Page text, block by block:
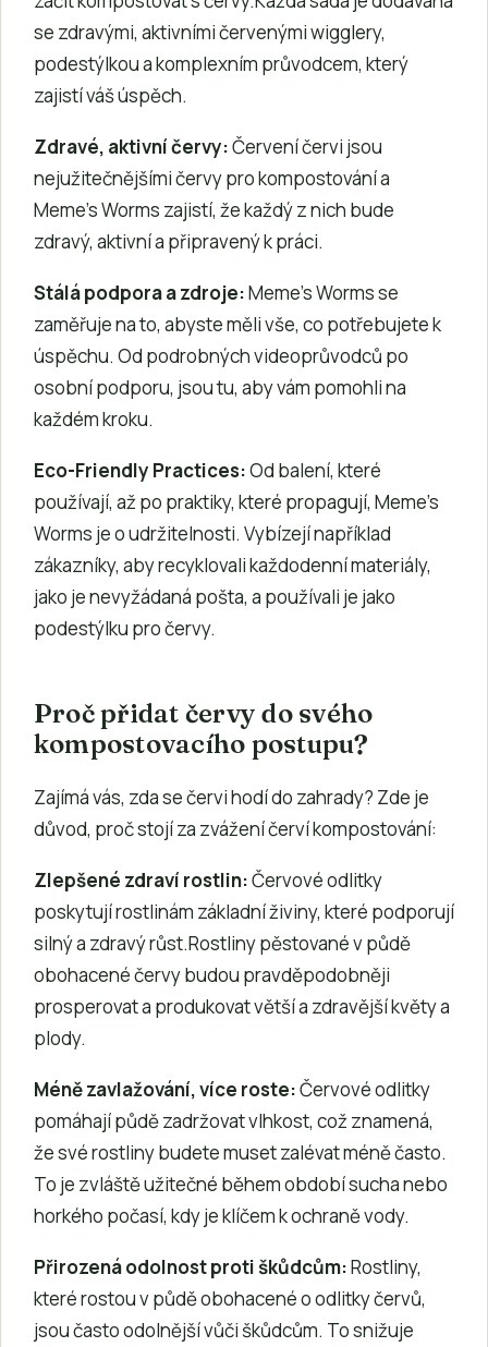
se zdravými, aktivními červenými wigglery,
podestýlkou a komplexním průvodcem, který
zajistí váš úspěch.
Zdravé, aktivní červy:Červení červi jsou
nejužitečnějšími červy pro kompostování a
Meme’s Worms zajistí, že každý z nich bude
zdravý, aktivní a připravený k práci.
Stálá podpora a zdroje:Meme’s Worms se
zaměřuje na to, abyste měli vše, co potřebujete k
úspěchu. Od podrobných videoprůvodců po
osobní podporu, jsou tu, aby vám pomohli na
každém kroku.
Eco-Friendly Practices:Od balení, které
používají, až po praktiky, které propagují, Meme’s
Worms je o udržitelnosti. Vybízejí například
zákazníky, aby recyklovali každodenní materiály,
jako je nevyžádaná pošta, a používali je jako
podestýlku pro červy.
Proč přidat červy do svého
kompostovacího postupu?
Zajímá vás, zda se červi hodí do zahrady? Zde je
důvod, proč stojí za zvážení červí kompostování:
Zlepšené zdraví rostlin:Červové odlitky
poskytují rostlinám základní živiny, které podporují
silný a zdravý růst.Rostliny pěstované v půdě
obohacené červy budou pravděpodobněji
prosperovat a produkovat větší a zdravější květy a
plody.
Méně zavlažování, více roste:Červové odlitky
pomáhají půdě zadržovat vlhkost, což znamená,
že své rostliny budete muset zalévat méně často.
To je zvláště užitečné během období sucha nebo
horkého počasí, kdy je klíčem k ochraně vody.
Přirozená odolnost proti škůdcům:Rostliny,
které rostou v půdě obohacené o odlitky červů,
jsou často odolnější vůči škůdcům. To snižuje